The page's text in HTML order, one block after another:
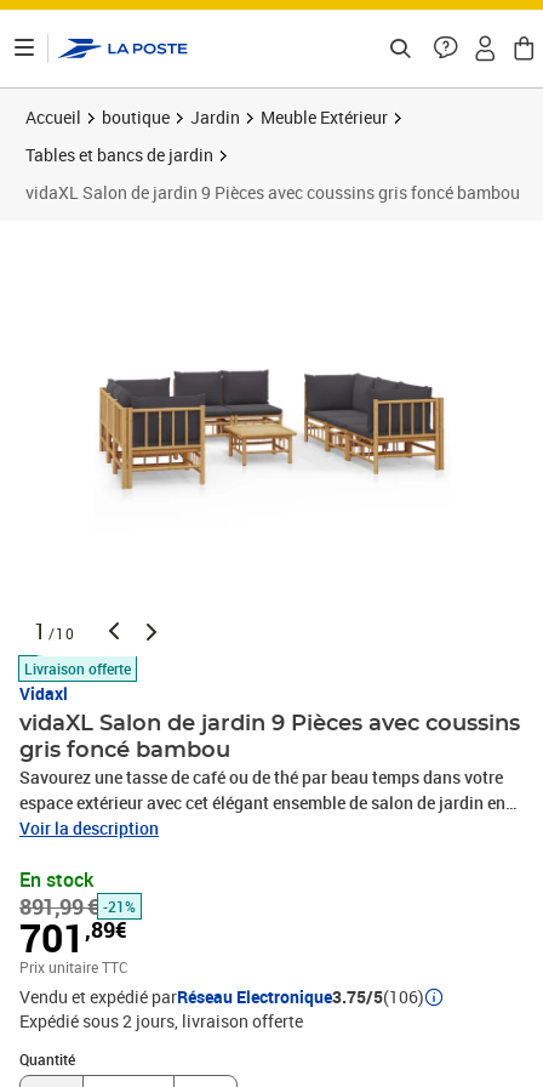
Accueil boutique Jardin
Meuble Extérieur
Tables et bancs de jardin
vidaXL Salon de jardin 9 Pièces avec coussins gris foncé bambou
1 /10
Livraison offerte
Vidaxl
vidaXL Salon de jardin 9 Pièces avec coussins
gris foncé bambou
Savourez une tasse de café ou de thé par beau temps dans votre
espace extérieur avec cet élégant ensemble de salon de jardin en
bambou ! Matériau durable : le bambou est connu pour sa
option lorsque vous voulez des meubles d'extérieur solides
fabriqués à partir de matériaux naturels.Expérience d'assise
confortable : le dossier et l'accoudoir ajoutent un confort d'assise
supplémentaire pour l'ensemble de canapé de jardin. De plus, les
coussins d'assise et de dossier moelleux offrent un confort
pendant votre temps d'assise.Table pratique : la table robuste est
parfaite pour placer des repas, des boissons et d'autres objets
décoratifs.Conception modulaire : l'ensemble de salon est flexible
Voir la description
En stock
891,99 € -21%
701 ,89€
Prix unitaire TTC
Vendu et expédié parRéseau Electronique3.75/5(106)
Expédié sous 2 jours livraison offerte
Quantité
Quantité : 1